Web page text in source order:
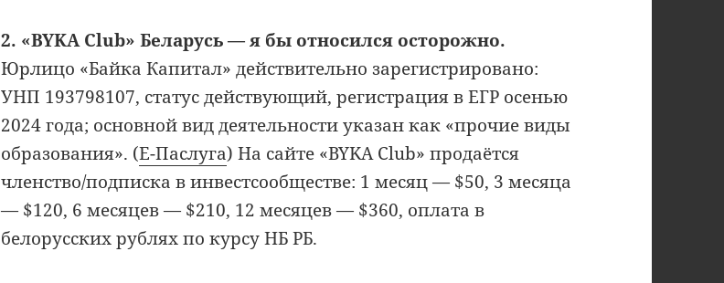
2. «BYKA Club» Беларусь — я бы относился осторожно.
Юрлицо «Байка Капитал» действительно зарегистрировано:
УНП 193798107, статус действующий, регистрация в ЕГР осенью
2024 года; основной вид деятельности указан как «прочие виды
образования». (Е-Паслуга) На сайте «BYKA Club» продаётся
членство/подписка в инвестсообществе: 1 месяц — $50, 3 месяца
— $120, 6 месяцев — $210, 12 месяцев — $360, оплата в
белорусских рублях по курсу НБ РБ.